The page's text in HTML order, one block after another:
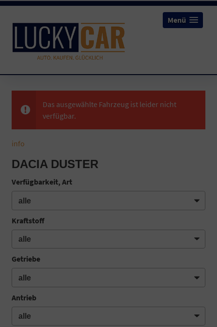
Menü
Das ausgewählte Fahrzeug ist leider nicht
verfügbar.
info
DACIA DUSTER
Verfügbarkeit, Art
Kraftstoff
Getriebe
Antrieb